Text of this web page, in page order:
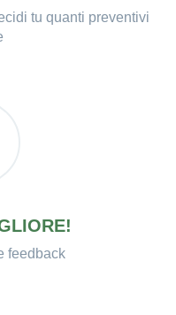
tu quanti preventivi
feedback